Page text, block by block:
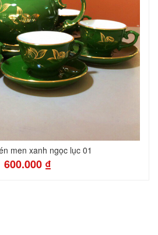
men xanh ngọc lục 01
600.000 ₫